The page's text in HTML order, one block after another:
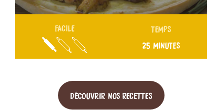
FACILE TEMPS
25 MINUTES
DÉCOUVRIR NOS RECETTES